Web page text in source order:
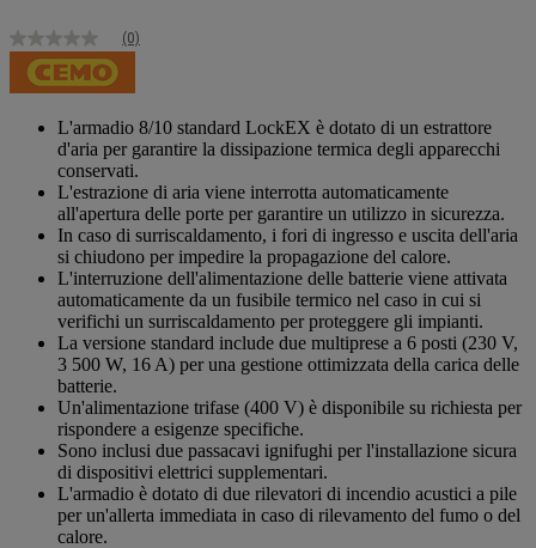
Nessuna
valutazione
Stesso
pagina.
(0)
L'armadio 8/10 standard LockEX è dotato di un estrattore
d'aria per garantire la dissipazione termica degli apparecchi
conservati.
L'estrazione di aria viene interrotta automaticamente
all'apertura delle porte per garantire un utilizzo in sicurezza.
In caso di surriscaldamento, i fori di ingresso e uscita dell'aria
si chiudono per impedire la propagazione del calore.
L'interruzione dell'alimentazione delle batterie viene attivata
automaticamente da un fusibile termico nel caso in cui si
verifichi un surriscaldamento per proteggere gli impianti.
La versione standard include due multiprese a 6 posti (230 V,
3 500 W, 16 A) per una gestione ottimizzata della carica delle
batterie.
Un'alimentazione trifase (400 V) è disponibile su richiesta per
rispondere a esigenze specifiche.
Sono inclusi due passacavi ignifughi per l'installazione sicura
di dispositivi elettrici supplementari.
L'armadio è dotato di due rilevatori di incendio acustici a pile
per un'allerta immediata in caso di rilevamento del fumo o del
calore.